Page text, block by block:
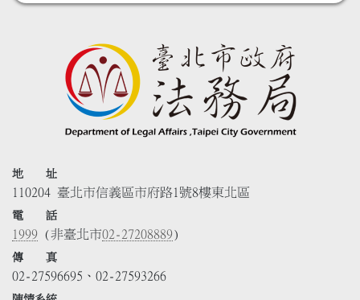
地 址
110204 臺北市信義區市府路1號8樓東北區
電 話
1999 (非臺北市02-27208889)
傳 真
02-27596695、02-27593266